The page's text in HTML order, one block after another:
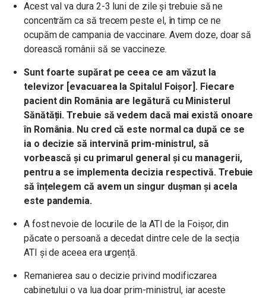
Acest val va dura 2-3 luni de zile și trebuie să ne
concentrăm ca să trecem peste el, în timp ce ne
ocupăm de campania de vaccinare. Avem doze, doar să
dorească românii să se vaccineze.
Sunt foarte supărat pe ceea ce am văzut la
televizor [evacuarea la Spitalul Foișor]. Fiecare
pacient din România are legătură cu Ministerul
Sănătății. Trebuie să vedem dacă mai există onoare
în România. Nu cred că este normal ca după ce se
ia o decizie să intervină prim-ministrul, să
vorbească și cu primarul general și cu managerii,
pentru a se implementa decizia respectivă. Trebuie
să înțelegem că avem un singur dușman și acela
este pandemia.
A fost nevoie de locurile de la ATI de la Foișor, din
păcate o persoană a decedat dintre cele de la secția
ATI și de aceea era urgență.
Remanierea sau o decizie privind modificzarea
cabinetului o va lua doar prim-ministrul, iar aceste